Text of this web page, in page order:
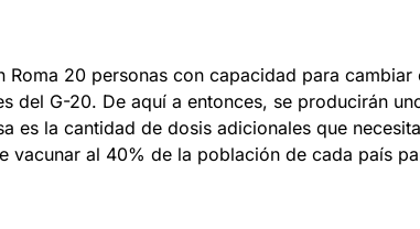
Roma 20 personas con capacidad para cambiar
del G-20. De aquí a entonces, se producirán
es la cantidad de dosis adicionales que
vacunar al 40% de la población de cada país